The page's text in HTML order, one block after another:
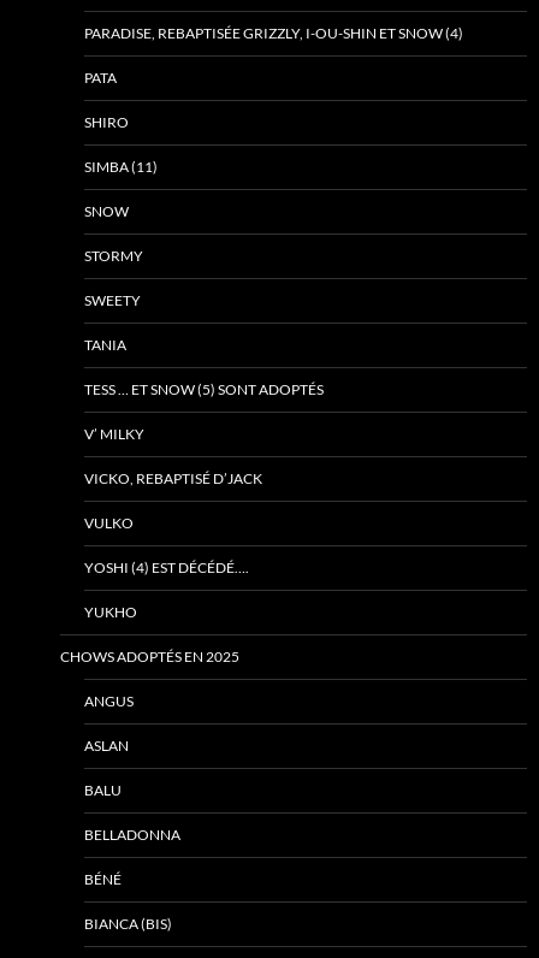
PARADISE, REBAPTISÉE GRIZZLY, I-OU-SHIN ET SNOW (4)
PATA
SHIRO
SIMBA (11)
SNOW
STORMY
SWEETY
TANIA
TESS … ET SNOW (5) SONT ADOPTÉS
V’ MILKY
VICKO, REBAPTISÉ D’JACK
VULKO
YOSHI (4) EST DÉCÉDÉ….
YUKHO
CHOWS ADOPTÉS EN 2025
ANGUS
ASLAN
BALU
BELLADONNA
BÉNÉ
BIANCA (BIS)